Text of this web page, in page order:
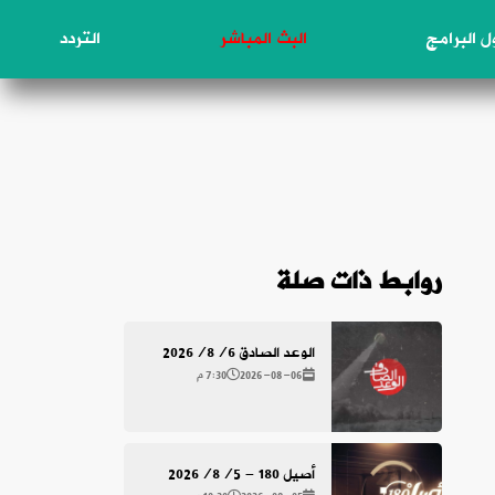
البرامج البث المباشر التردد
روابط ذات صلة
الوعد الصادق 2026/8/6
2026-08-06 7:30 م
أصيل 180 - 2026/8/5